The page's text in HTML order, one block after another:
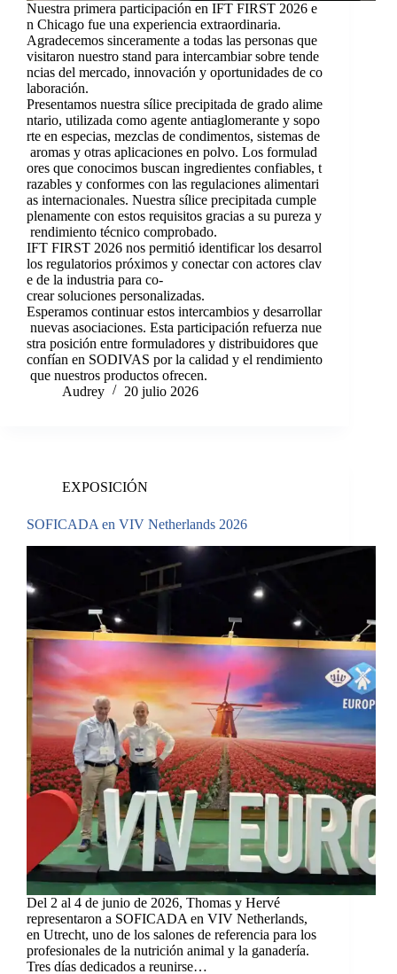
Nuestra primera participación en IFT FIRST 2026 e
n Chicago fue una experiencia extraordinaria.
Agradecemos sinceramente a todas las personas que
visitaron nuestro stand para intercambiar sobre tende
ncias del mercado, innovación y oportunidades de co
laboración.
Presentamos nuestra sílice precipitada de grado alime
ntario, utilizada como agente antiaglomerante y sopo
rte en especias, mezclas de condimentos, sistemas de
aromas y otras aplicaciones en polvo. Los formulad
ores que conocimos buscan ingredientes confiables, t
razables y conformes con las regulaciones alimentari
as internacionales. Nuestra sílice precipitada cumple
plenamente con estos requisitos gracias a su pureza y
rendimiento técnico comprobado.
IFT FIRST 2026 nos permitió identificar los desarrol
los regulatorios próximos y conectar con actores clav
e de la industria para co-
crear soluciones personalizadas.
Esperamos continuar estos intercambios y desarrollar
nuevas asociaciones. Esta participación refuerza nue
stra posición entre formuladores y distribuidores que
confían en SODIVAS por la calidad y el rendimiento
que nuestros productos ofrecen.
Audrey
20 julio 2026
EXPOSICIÓN
SOFICADA en VIV Netherlands 2026
Del 2 al 4 de junio de 2026, Thomas y Hervé
representaron a SOFICADA en VIV Netherlands,
en Utrecht, uno de los salones de referencia para los
profesionales de la nutrición animal y la ganadería.
Tres días dedicados a reunirse…